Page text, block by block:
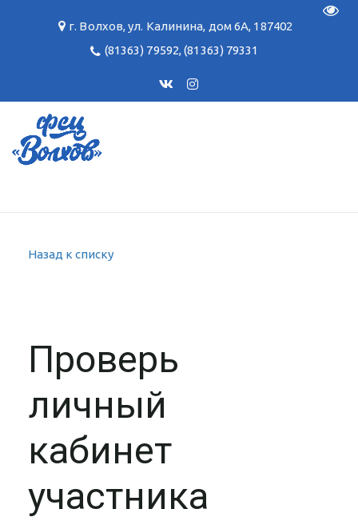
г. Волхов,ул. Калинина, дом 6А, 187402
(81363) 79592,(81363) 79331
Назад к списку
Проверь
личный
кабинет
участника